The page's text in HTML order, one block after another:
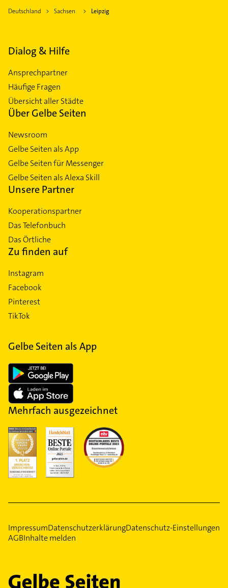
Deutschland Sachsen Leipzig
Dialog & Hilfe
Ansprechpartner
Häufige Fragen
Übersicht aller Städte
Über Gelbe Seiten
Newsroom
Gelbe Seiten als App
Gelbe Seiten für Messenger
Gelbe Seiten als Alexa Skill
Unsere Partner
Kooperationspartner
Das Telefonbuch
Das Örtliche
Zu finden auf
Instagram
Facebook
Pinterest
TikTok
Gelbe Seiten als App
Mehrfach ausgezeichnet
ImpressumDatenschutzerklärungDatenschutz-Einstellungen
AGBInhalte melden